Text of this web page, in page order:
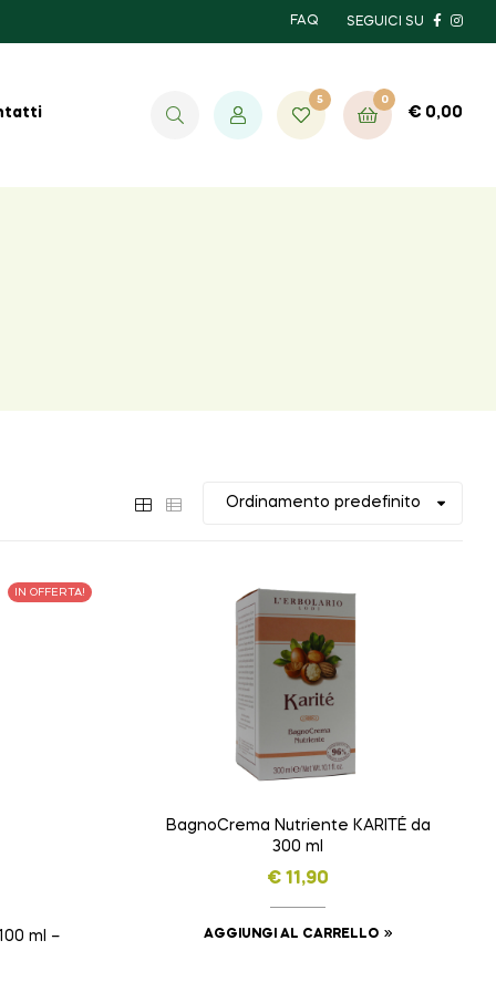
FAQ SEGUICI SU
5 0
€ 0,00
IN OFFERTA!
ml –
BagnoCrema Nutriente KARITÉ da
300 ml
€ 11,90
AGGIUNGI AL CARRELLO